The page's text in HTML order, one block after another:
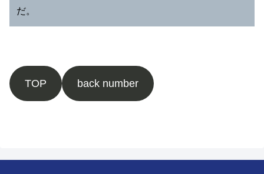
だ。
TOP back number